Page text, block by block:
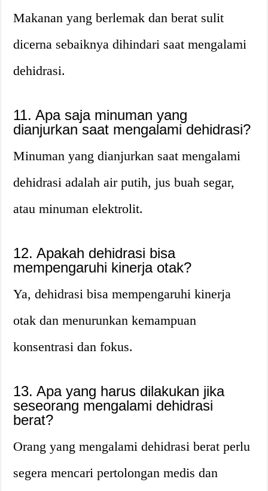
Makanan yang berlemak dan berat sulit
dicerna sebaiknya dihindari saat mengalami
dehidrasi.
11. Apa saja minuman yang
dianjurkan saat mengalami dehidrasi?
Minuman yang dianjurkan saat mengalami
dehidrasi adalah air putih, jus buah segar,
atau minuman elektrolit.
12. Apakah dehidrasi bisa
mempengaruhi kinerja otak?
Ya, dehidrasi bisa mempengaruhi kinerja
otak dan menurunkan kemampuan
konsentrasi dan fokus.
13. Apa yang harus dilakukan jika
seseorang mengalami dehidrasi
berat?
Orang yang mengalami dehidrasi berat perlu
segera mencari pertolongan medis dan